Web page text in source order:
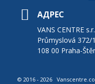
АДРЕС
VANS CENTRE
Průmyslová 372/1
108 00 Praha-
© 2016 - 2026